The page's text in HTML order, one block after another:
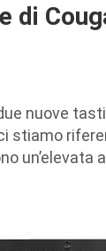
di
nuove
stiamo